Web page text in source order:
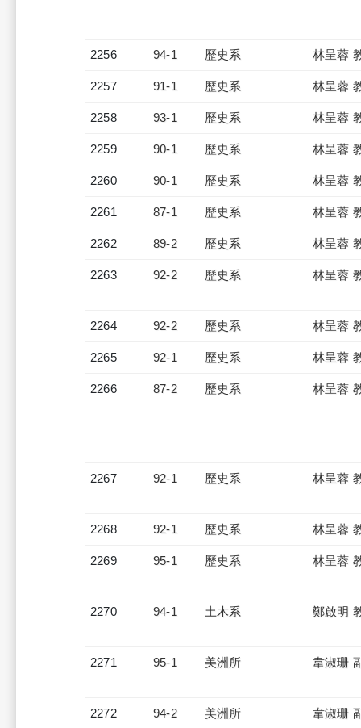
2256 94-1 歷史系 林呈蓉
2257 91-1 歷史系 林呈蓉
2258 93-1 歷史系 林呈蓉
2259 90-1 歷史系 林呈蓉
2260 90-1 歷史系 林呈蓉
2261 87-1 歷史系 林呈蓉
2262 89-2 歷史系 林呈蓉
2263 92-2 歷史系 林呈蓉
2264 92-2 歷史系 林呈蓉
2265 92-1 歷史系 林呈蓉
2266 87-2 歷史系 林呈蓉
2267 92-1 歷史系 林呈蓉
2268 92-1 歷史系 林呈蓉
2269 95-1 歷史系 林呈蓉
2270 94-1 土木系 鄭啟明
2271 95-1 美洲所 韋淑珊
2272 94-2 美洲所 韋淑珊